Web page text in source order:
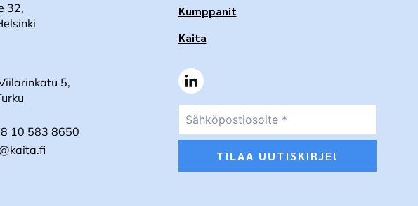
32,
5,
10 583 8650
Kumppanit
Kaita
TILAA UUTISKIRJE!